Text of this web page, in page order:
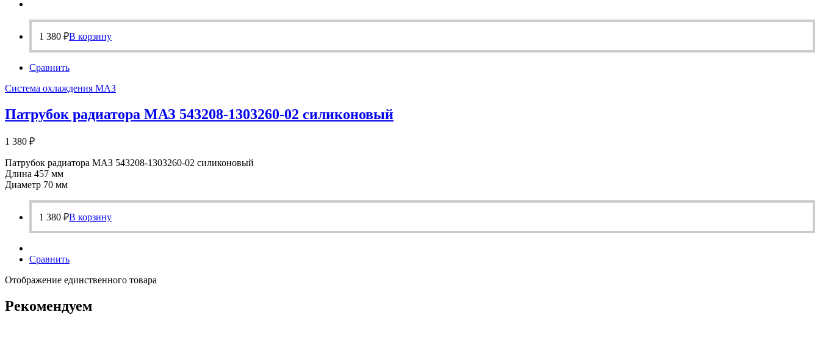
1 380 ₽В корзину
Сравнить
Система охлаждения МАЗ
Патрубок радиатора МАЗ 543208-1303260-02 силиконовый
1 380 ₽
Патрубок радиатора МАЗ 543208-1303260-02 силиконовый
Длина 457 мм
Диаметр 70 мм
1 380 ₽В корзину
Сравнить
Отображение единственного товара
Рекомендуем